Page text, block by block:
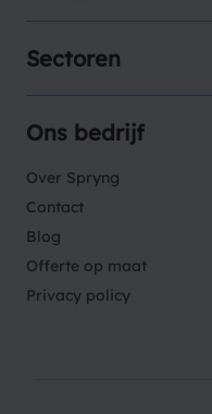
Sectoren
Ons bedrijf
Over Spryng
Contact
Blog
Offerte op maat
Privacy policy